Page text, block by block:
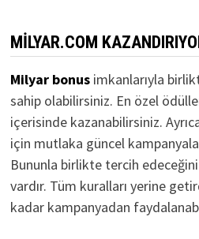
MILYAR.COM
Milyar bonus imkanlarıyla
sahip olabilirsiniz. En özel
içerisinde kazanabilirsiniz.
için mutlaka güncel
Bununla birlikte tercih
vardır. Tüm kuralları yerine
kadar kampanyadan